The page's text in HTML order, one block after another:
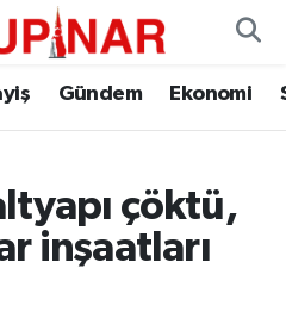
Gündem Ekonomi
çöktü,
inşaatları
Haritası
ve Fikstür